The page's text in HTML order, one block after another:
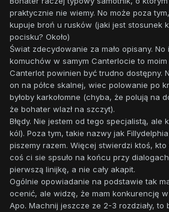
praktycznie nie wiemy. No może poza
kupuje broń u rusków (jaki jest stosunek
pocisku? Około)
Świat zdecydowanie za mało opisany.
komuchów w samym Canterlocie to moim
Canterlot powinien być trudno dostępny.
on na półce skalnej, wiec polowanie po
byłoby karkołomne (chyba, że polują na
że bohater wlazł na szczyt).
Błędy. Nie jestem od tego specjalistą, ale
kól). Poza tym, takie nazwy jak
piszemy razem. Więcej stwierdzi ktoś,
coś ci sie spsuło na końcu przy
pierwszą linijkę, a nie cały akapit.
Ogólnie opowiadanie na podstawie tak
ocenić, ale widzę, że mam konkurencję
Apo. Machnij jeszcze ze 2-3 rozdziały, to